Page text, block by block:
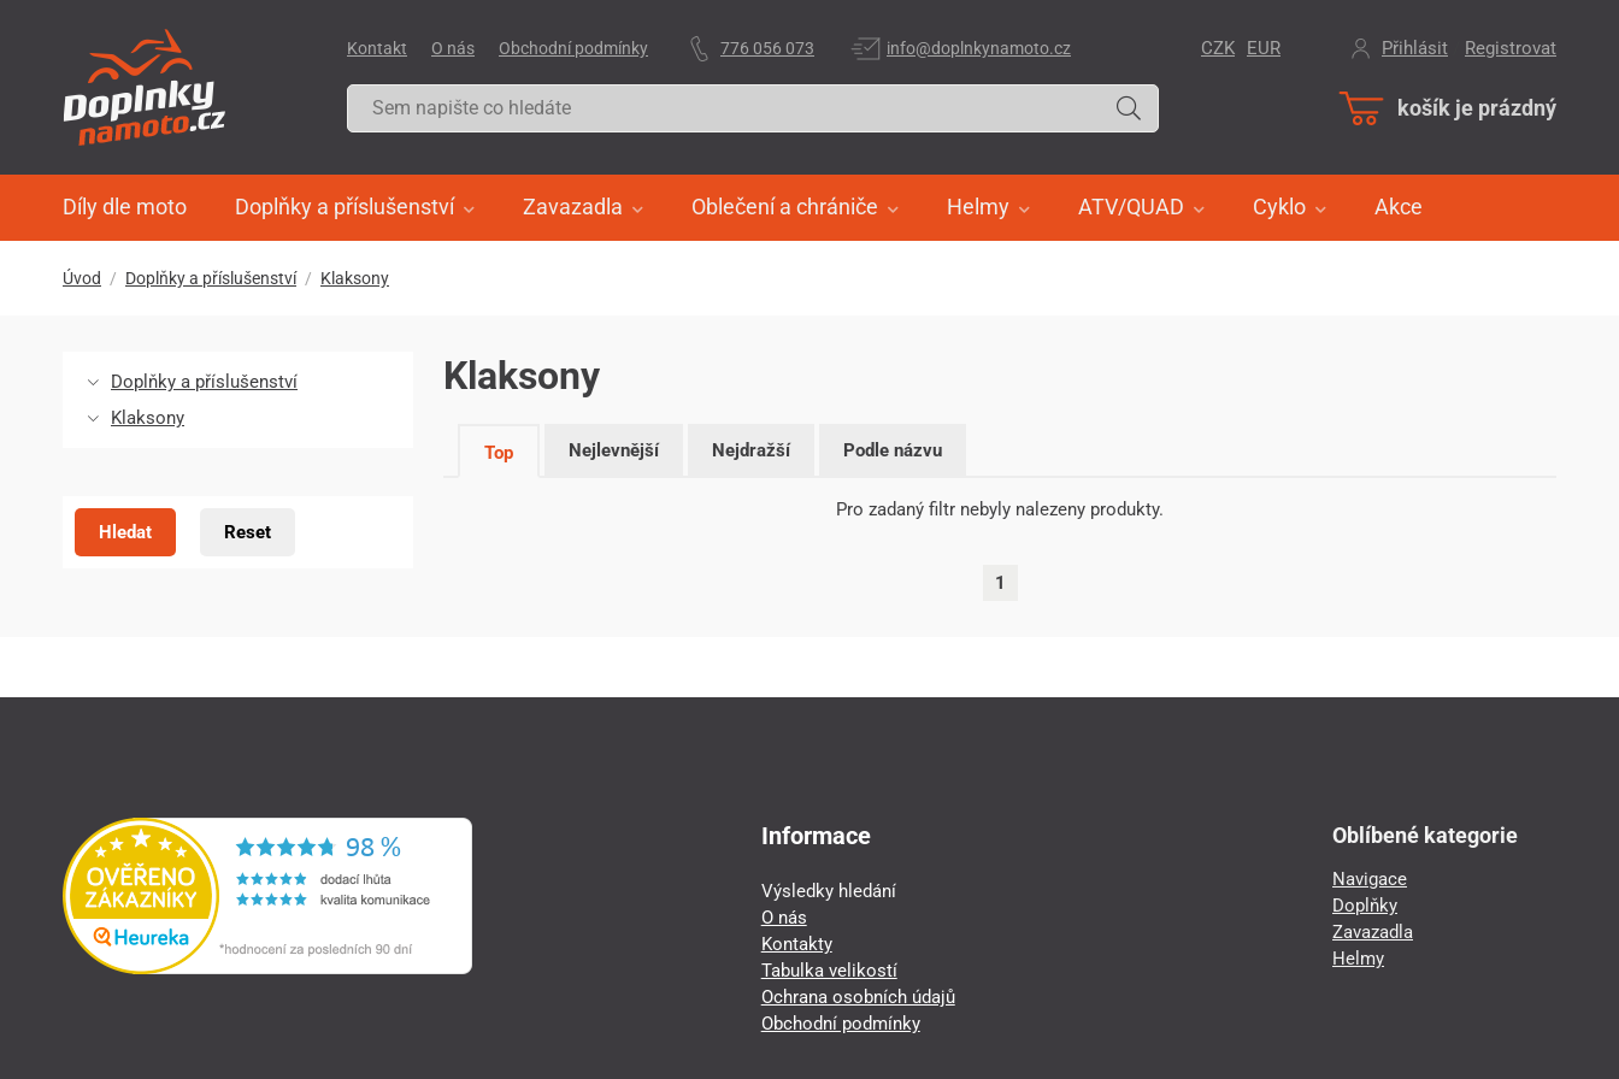
košík je prázdný
Díly dle moto Doplňky a příslušenství Zavazadla Oblečení a chrániče Helmy ATV/QUAD Cyklo Akce
CZK EUR Přihlásit Registrovat
Kontakt O nás Obchodní podmínky 776 056 073 info@doplnkynamoto.cz
Úvod Doplňky a příslušenství Klaksony
Doplňky a příslušenství
Klaksony
Hledat Reset
Klaksony
Top Nejlevnější Nejdražší Podle názvu
Pro zadaný filtr nebyly nalezeny produkty.
1
Informace
Výsledky hledání
O nás
Kontakty
Tabulka velikostí
Ochrana osobních údajů
Obchodní podmínky
Oblíbené kategorie
Navigace
Doplňky
Zavazadla
Helmy